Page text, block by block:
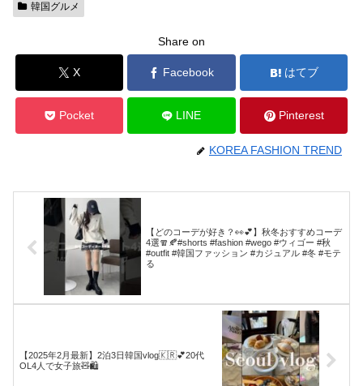
韓国グルメ
Share on
X Facebook はてブ
Pocket LINE Pinterest
KOREA FASHION TREND
【どのコーデが好き？👀💕】秋冬おすすめコーデ
4選🧣🍂#shorts #fashion #wego #ウィゴー #秋
#outfit #韓国ファッション #カジュアル #冬 #モテ
る
【2025年2月最新】2泊3日韓国vlog🇰🇷💕20代
OL4人で女子旅🧸🛍️